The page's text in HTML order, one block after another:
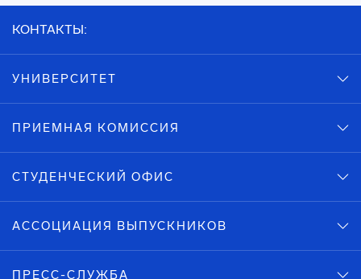
КОНТАКТЫ:
УНИВЕРСИТЕТ
ПРИЕМНАЯ КОМИССИЯ
СТУДЕНЧЕСКИЙ ОФИС
АССОЦИАЦИЯ ВЫПУСКНИКОВ
ПРЕСС-СЛУЖБА